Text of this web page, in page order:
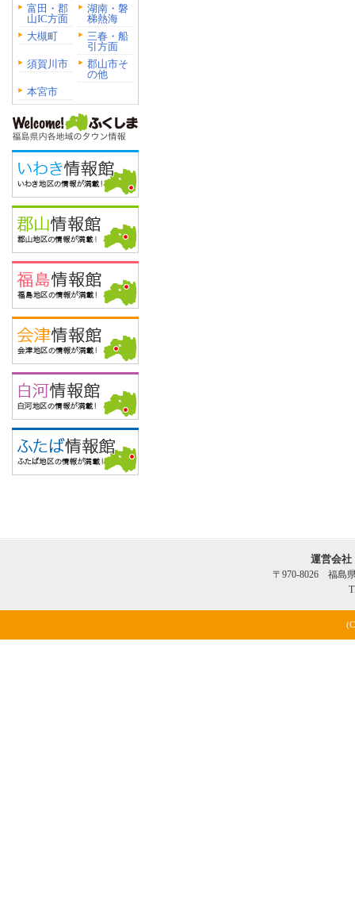
富田・郡
山IC方面
湖南・磐
梯熱海
大槻町
三春・船
引方面
須賀川市
郡山市そ
の他
本宮市
運営会
〒970-8026 福島